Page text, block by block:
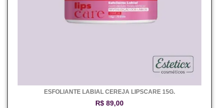
ESFOLIANTE LABIAL CEREJA LIPSCARE 15G.
R$ 89,00